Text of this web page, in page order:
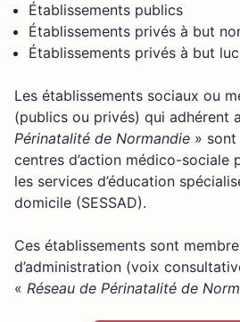
Établissements publics
Établissements privés à but
Établissements privés à but
Les établissements sociaux ou
(publics ou privés) qui adhérent
Périnatalité de Normandie »
centres d’action médico-sociale
les services d’éducation
domicile (SESSAD).
Ces établissements sont
d’administration (voix
« Réseau de Périnatalité de